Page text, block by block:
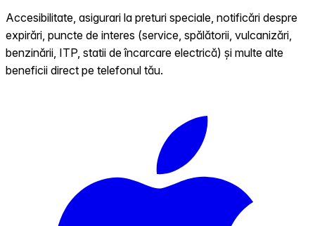
Accesibilitate, asigurari la preturi speciale, notificări despre
expirări, puncte de interes (service, spălătorii, vulcanizări,
benzinării, ITP, statii de încarcare electrică) și multe alte
beneficii direct pe telefonul tău.